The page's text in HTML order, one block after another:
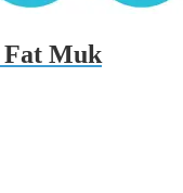
Fat Muk